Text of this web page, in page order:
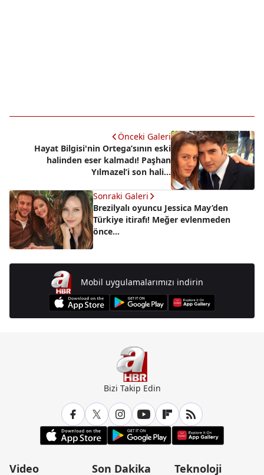
Önceki Galeri
Hayat Bilgisi'nin Ortega’sının eski
halinden eser kalmadı! Paşhan
Yılmazel’i son hali...
Sonraki Galeri
Brezilyalı oyuncu Jessica May’den
Türkiye itirafı! Meğer evlenmeden
önce...
Mobil uygulamalarımızı indirin
Bizi Takip Edin
Video Son Dakika Teknoloji